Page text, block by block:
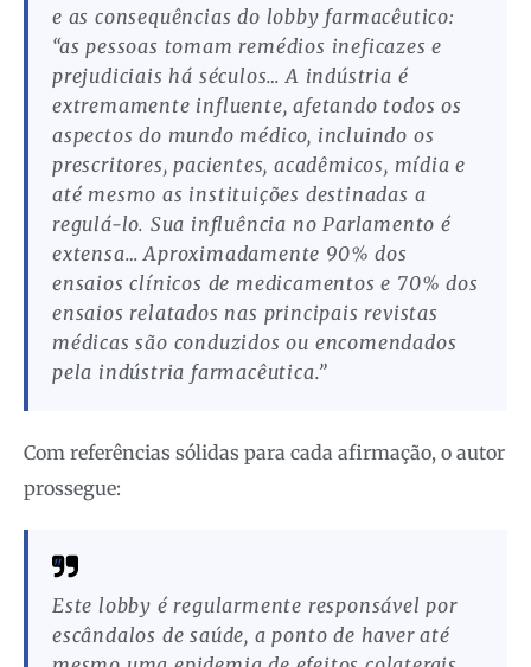
e as consequências do lobby farmacêutico:
“as pessoas tomam remédios ineficazes e
prejudiciais há séculos… A indústria é
extremamente influente, afetando todos os
aspectos do mundo médico, incluindo os
prescritores, pacientes, acadêmicos, mídia e
até mesmo as instituições destinadas a
regulá-lo. Sua influência no Parlamento é
extensa… Aproximadamente 90% dos
ensaios clínicos de medicamentos e 70% dos
ensaios relatados nas principais revistas
médicas são conduzidos ou encomendados
pela indústria farmacêutica.”
Com referências sólidas para cada afirmação, o autor
prossegue:
Este lobby é regularmente responsável por
escândalos de saúde, a ponto de haver até